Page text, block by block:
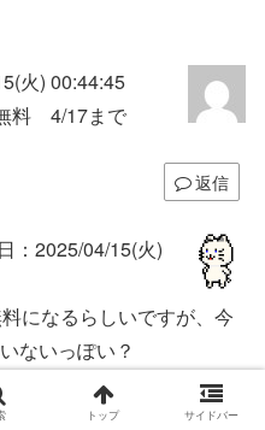
火) 00:44:45
料 4/17まで
返信
：2025/04/15(火)
になるらしいですが、今
ないっぽい？
返信
トップ サイドバー